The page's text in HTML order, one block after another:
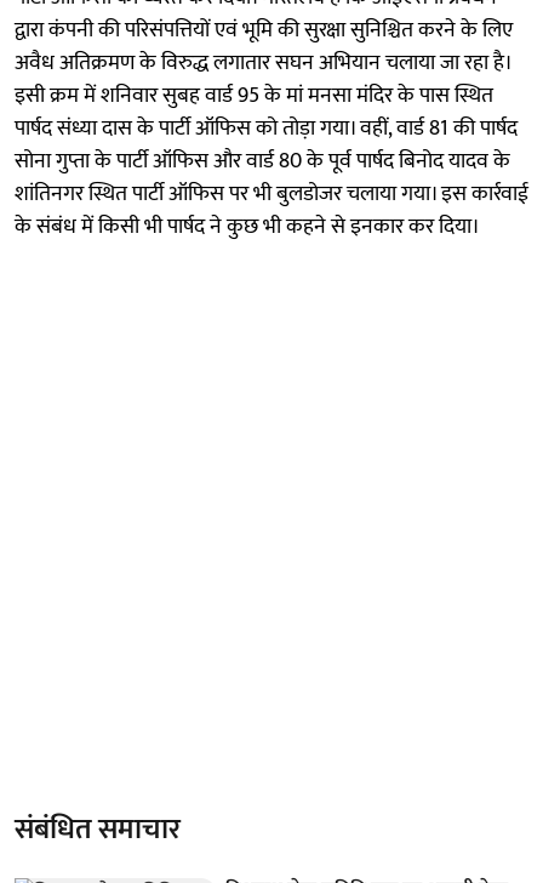
द्वारा कंपनी की परिसंपत्तियों एवं भूमि की सुरक्षा सुनिश्चित करने के लिए
अवैध अतिक्रमण के विरुद्ध लगातार सघन अभियान चलाया जा रहा है।
इसी क्रम में शनिवार सुबह वार्ड 95 के मां मनसा मंदिर के पास स्थित
पार्षद संध्या दास के पार्टी ऑफिस को तोड़ा गया। वहीं, वार्ड 81 की पार्षद
सोना गुप्ता के पार्टी ऑफिस और वार्ड 80 के पूर्व पार्षद बिनोद यादव के
शांतिनगर स्थित पार्टी ऑफिस पर भी बुलडोजर चलाया गया। इस कार्रवाई
के संबंध में किसी भी पार्षद ने कुछ भी कहने से इनकार कर दिया।
संबंधित समाचार